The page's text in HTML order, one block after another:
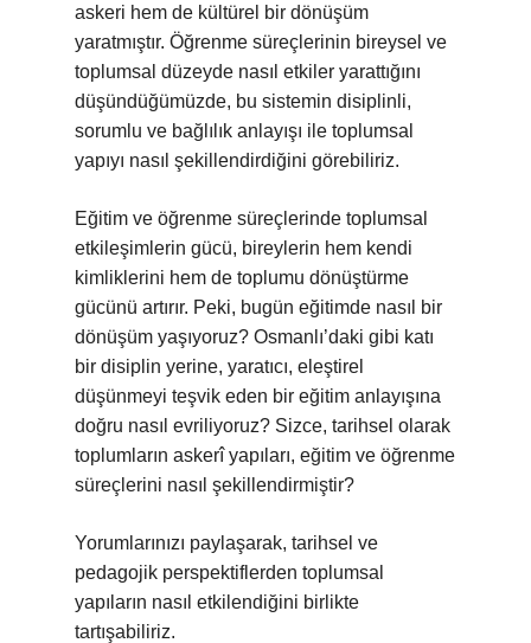
askeri hem de kültürel bir dönüşüm
yaratmıştır. Öğrenme süreçlerinin bireysel ve
toplumsal düzeyde nasıl etkiler yarattığını
düşündüğümüzde, bu sistemin disiplinli,
sorumlu ve bağlılık anlayışı ile toplumsal
yapıyı nasıl şekillendirdiğini görebiliriz.
Eğitim ve öğrenme süreçlerinde toplumsal
etkileşimlerin gücü, bireylerin hem kendi
kimliklerini hem de toplumu dönüştürme
gücünü artırır. Peki, bugün eğitimde nasıl bir
dönüşüm yaşıyoruz? Osmanlı’daki gibi katı
bir disiplin yerine, yaratıcı, eleştirel
düşünmeyi teşvik eden bir eğitim anlayışına
doğru nasıl evriliyoruz? Sizce, tarihsel olarak
toplumların askerî yapıları, eğitim ve öğrenme
süreçlerini nasıl şekillendirmiştir?
Yorumlarınızı paylaşarak, tarihsel ve
pedagojik perspektiflerden toplumsal
yapıların nasıl etkilendiğini birlikte
tartışabiliriz.